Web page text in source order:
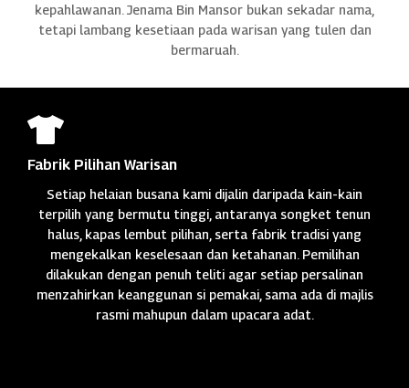
kepahlawanan. Jenama Bin Mansor bukan sekadar nama,
tetapi lambang kesetiaan pada warisan yang tulen dan
bermaruah.

Fabrik Pilihan Warisan
Setiap helaian busana kami dijalin daripada kain-kain
terpilih yang bermutu tinggi, antaranya songket tenun
halus, kapas lembut pilihan, serta fabrik tradisi yang
mengekalkan keselesaan dan ketahanan. Pemilihan
dilakukan dengan penuh teliti agar setiap persalinan
menzahirkan keanggunan si pemakai, sama ada di majlis
rasmi mahupun dalam upacara adat.